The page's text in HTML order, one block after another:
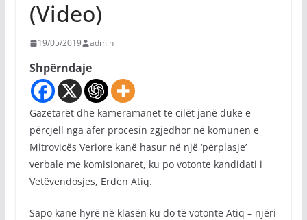
(Video)
19/05/2019 admin
Shpërndaje
Gazetarët dhe kameramanët të cilët janë duke e
përcjell nga afër procesin zgjedhor në komunën e
Mitrovicës Veriore kanë hasur në një ‘përplasje’
verbale me komisionaret, ku po votonte kandidati i
Vetëvendosjes, Erden Atiq.
Sapo kanë hyrë në klasën ku do të votonte Atiq – njëri